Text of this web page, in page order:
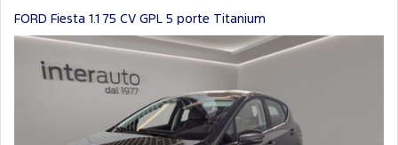
FORD Fiesta 1.1 75 CV GPL 5 porte Titanium